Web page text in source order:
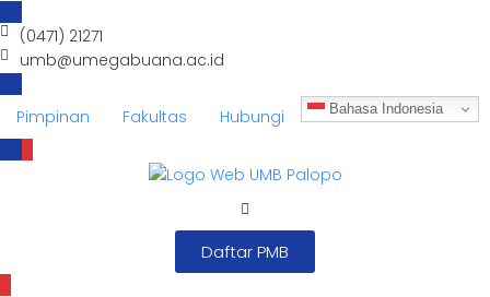
(0471) 21271
umb@umegabuana.ac.id
Pimpinan Fakultas Hubungi Bahasa Indonesia
Daftar PMB